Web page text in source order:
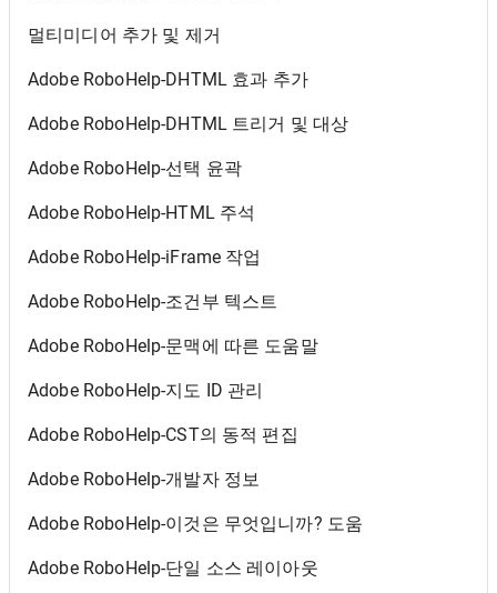
멀티미디어 추가 및 제거
Adobe RoboHelp-DHTML 효과 추가
Adobe RoboHelp-DHTML 트리거 및 대상
Adobe RoboHelp-선택 윤곽
Adobe RoboHelp-HTML 주석
Adobe RoboHelp-iFrame 작업
Adobe RoboHelp-조건부 텍스트
Adobe RoboHelp-문맥에 따른 도움말
Adobe RoboHelp-지도 ID 관리
Adobe RoboHelp-CST의 동적 편집
Adobe RoboHelp-개발자 정보
Adobe RoboHelp-이것은 무엇입니까? 도움
Adobe RoboHelp-단일 소스 레이아웃